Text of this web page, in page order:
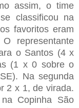
assim, o time
classificou na
favoritos eram
representante
o Santos (4 x
(1 x 0 sobre o
Na segunda
2 x 1, de virada.
Copinha São